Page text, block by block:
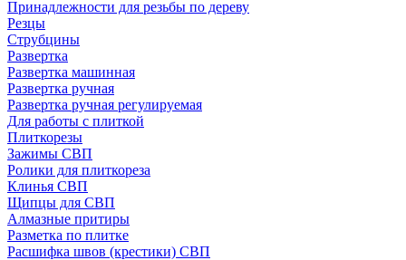
Принадлежности для резьбы по дереву
Резцы
Струбцины
Развертка
Развертка машинная
Развертка ручная
Развертка ручная регулируемая
Для работы с плиткой
Плиткорезы
Зажимы СВП
Ролики для плиткореза
Клинья СВП
Щипцы для СВП
Алмазные притиры
Разметка по плитке
Расшифка швов (крестики) СВП